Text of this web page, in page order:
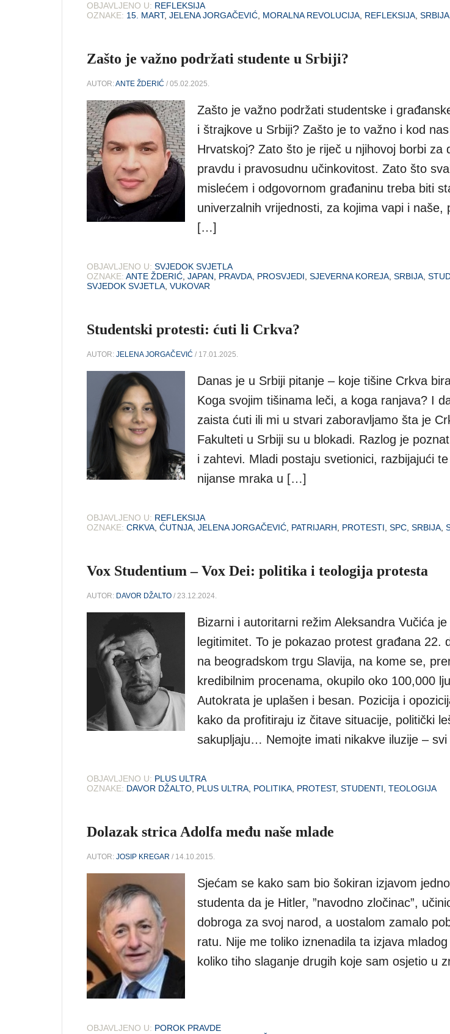
OBJAVLJENO U: REFLEKSIJA
OZNAKE: 15. MART, JELENA JORGAČEVIĆ MORALNA REVOLUCIJA REFLEKSIJA SRBIJA
Zašto je važno podržati studente u Srbiji?
AUTOR:ANTE ŽDERIĆ / 05.02.2025.
Zašto je važno podržati studentske i
i štrajkove u Srbiji? Zašto je to važno i kod
Hrvatskoj? Zato što je riječ u njihovoj borbi za
pravdu i pravosudnu učinkovitost. Zato što
mislećem i odgovornom građaninu treba biti
univerzalnih vrijednosti, za kojima vapi i naše,
[…]
OBJAVLJENO U: SVJEDOK SVJETLA
OZNAKE: ANTE ŽDERIĆ JAPAN PRAVDA PROSVJEDI SJEVERNA KOREJA SRBIJA
SVJEDOK SVJETLA VUKOVAR
Studentski protesti: ćuti li Crkva?
AUTOR: JELENA JORGAČEVIĆ / 17.01.2025.
Danas je u Srbiji pitanje – koje tišine Crkva
Koga svojim tišinama leči, a koga ranjava? I
zaista ćuti ili mi u stvari zaboravljamo šta je
Fakulteti u Srbiji su u blokadi. Razlog je
i zahtevi. Mladi postaju svetionici, razbijajući
nijanse mraka u […]
OBJAVLJENO U: REFLEKSIJA
OZNAKE: CRKVA ĆUTNJA JELENA JORGAČEVIĆ PATRIJARH PROTESTI SPC SRBIJA
Vox Studentium – Vox Dei: politika i teologija protesta
AUTOR: DAVOR DŽALTO / 23.12.2024.
Bizarni i autoritarni režim Aleksandra Vučića je
legitimitet. To je pokazao protest građana 22.
na beogradskom trgu Slavija, na kome se,
kredibilnim procenama, okupilo oko 100,000
Autokrata je uplašen i besan. Pozicija i
kako da profitiraju iz čitave situacije, politički
sakupljaju… Nemojte imati nikakve iluzije –
OBJAVLJENO U: PLUS ULTRA
OZNAKE: DAVOR DŽALTO PLUS ULTRA POLITIKA PROTEST, STUDENTI TEOLOGIJA
Dolazak strica Adolfa među naše mlade
AUTOR: JOSIP KREGAR / 14.10.2015.
Sjećam se kako sam bio šokiran izjavom
studenta da je Hitler, ”navodno zločinac”,
dobroga za svoj narod, a uostalom zamalo
ratu. Nije me toliko iznenadila ta izjava
koliko tiho slaganje drugih koje sam osjetio u
OBJAVLJENO U: POROK PRAVDE